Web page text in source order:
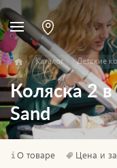
Каталог Детские
Коляска 2 в
Sand
О товаре Цена и